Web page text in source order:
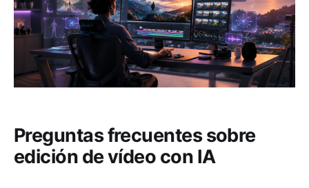
Preguntas frecuentes sobre
edición de vídeo con IA